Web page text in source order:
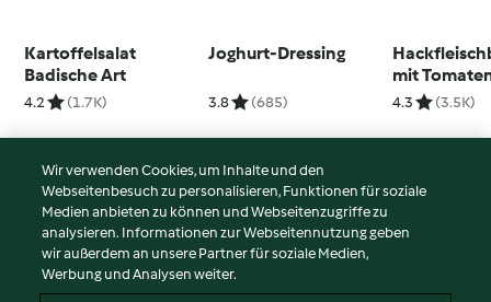
Kartoffelsalat
Badische Art
4.2 (1.7K)
Joghurt-Dressing
3.8 (685)
mit
4.3 (3.5K)
© Copyright 2026
Nutzungsbedingungen
Datenschutzrichtlinien
Wir verwenden Cookies, um Inhalte und den
Webseitenbesuch zu personalisieren, Funktionen für soziale
Medien anbieten zu können und Webseitenzugriffe zu
analysieren. Informationen zur Webseitennutzung geben
wir außerdem an unsere Partner für soziale Medien,
Werbung und Analysen weiter.